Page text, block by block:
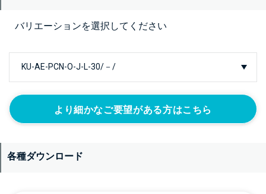
バリエーションを選択してください
より細かなご要望がある方はこちら
各種ダウンロード